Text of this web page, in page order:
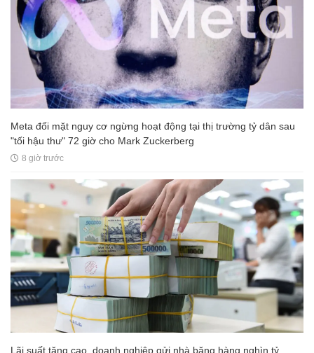
Meta đối mặt nguy cơ ngừng hoạt động tại thị trường tỷ dân sau
"tối hậu thư" 72 giờ cho Mark Zuckerberg
8 giờ trước
Lãi suất tăng cao, doanh nghiệp gửi nhà băng hàng nghìn tỷ